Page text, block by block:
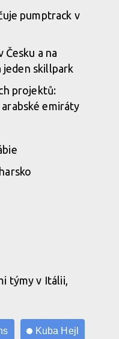
pumptrack v
a na
jeden skillpark
projektů:
emiráty
týmy v Itálii,
Kuba Hejl